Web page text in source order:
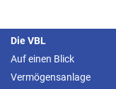
Die VBL
Auf einen Blick
Vermögensanlage